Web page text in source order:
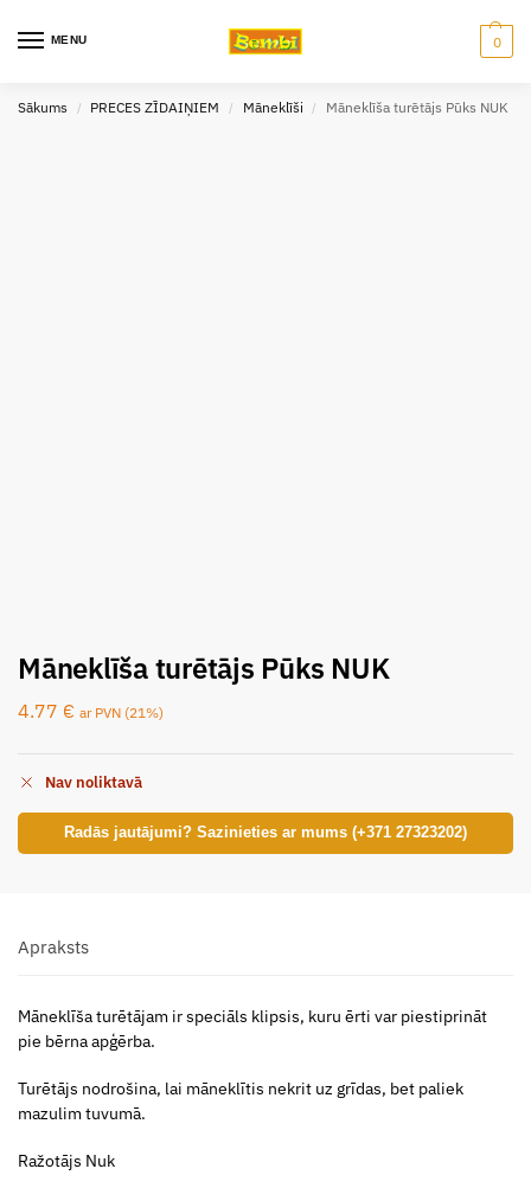
MENU 0
Sākums / PRECES ZĪDAIŅIEM / Māneklīši / Māneklīša turētājs Pūks NUK
Māneklīša turētājs Pūks NUK
4.77 € ar PVN (21%)
Nav noliktavā
Radās jautājumi? Sazinieties ar mums (+371 27323202)
Apraksts
Māneklīša turētājam ir speciāls klipsis, kuru ērti var piestiprināt
pie bērna apģērba.
Turētājs nodrošina, lai māneklītis nekrit uz grīdas, bet paliek
mazulim tuvumā.
Ražotājs Nuk